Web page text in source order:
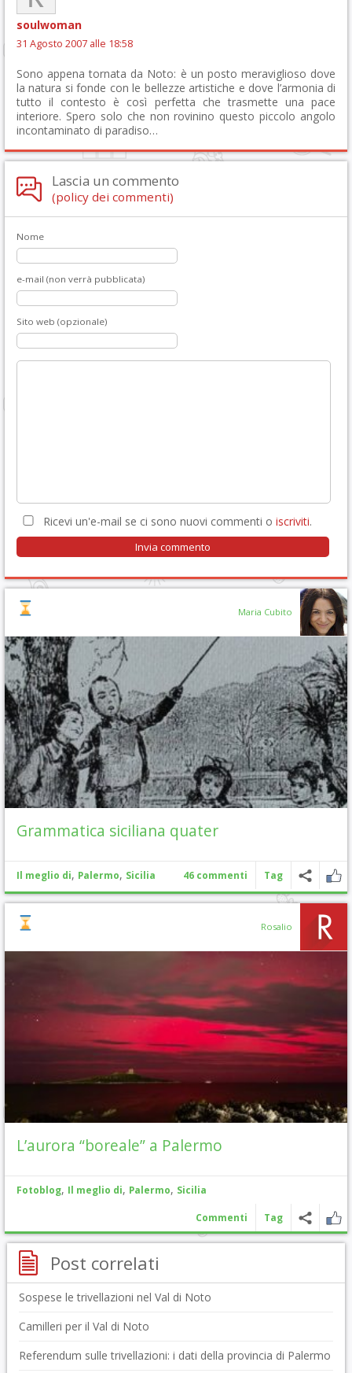
soulwoman
31 Agosto 2007 alle 18:58
Sono appena tornata da Noto: è un posto meraviglioso dove
la natura si fonde con le bellezze artistiche e dove l’armonia di
tutto il contesto è così perfetta che trasmette una pace
interiore. Spero solo che non rovinino questo piccolo angolo
incontaminato di paradiso…
Lascia un commento
(policy dei commenti)
Nome
e-mail (non verrà pubblicata)
Sito web (opzionale)
Ricevi un'e-mail se ci sono nuovi commenti o iscriviti.
Maria Cubito
Grammatica siciliana quater
Il meglio di, Palermo, Sicilia 46 commenti Tag
Rosalio
L’aurora “boreale” a Palermo
Fotoblog, Il meglio di, Palermo, Sicilia
Commenti Tag
Post correlati
Sospese le trivellazioni nel Val di Noto
Camilleri per il Val di Noto
Referendum sulle trivellazioni: i dati della provincia di Palermo